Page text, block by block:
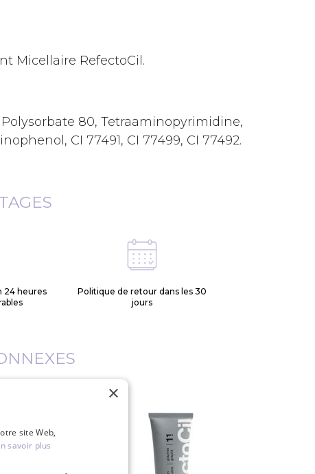
Micellaire RefectoCil.
80, Tetraaminopyrimidine,
CI 77491, CI 77499, CI 77492.
24 heures
Politique de retour dans les 30
jours
×
site Web,
savoir plus